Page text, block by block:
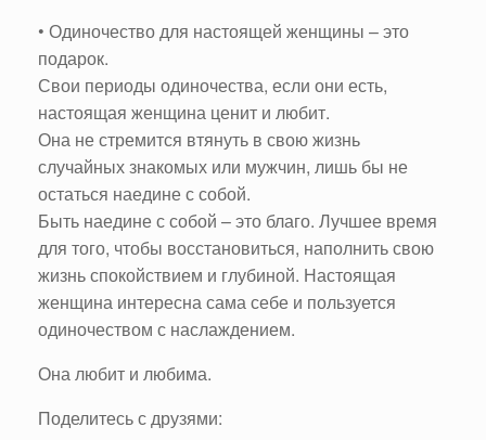
• Одиночество для настоящей женщины – это
подарок.
Свои периоды одиночества, если они есть,
настоящая женщина ценит и любит.
Она не стремится втянуть в свою жизнь
случайных знакомых или мужчин, лишь бы не
остаться наедине с собой.
Быть наедине с собой – это благо. Лучшее время
для того, чтобы восстановиться, наполнить свою
жизнь спокойствием и глубиной. Настоящая
женщина интересна сама себе и пользуется
одиночеством с наслаждением.
Она любит и любима.
Поделитесь с друзями: